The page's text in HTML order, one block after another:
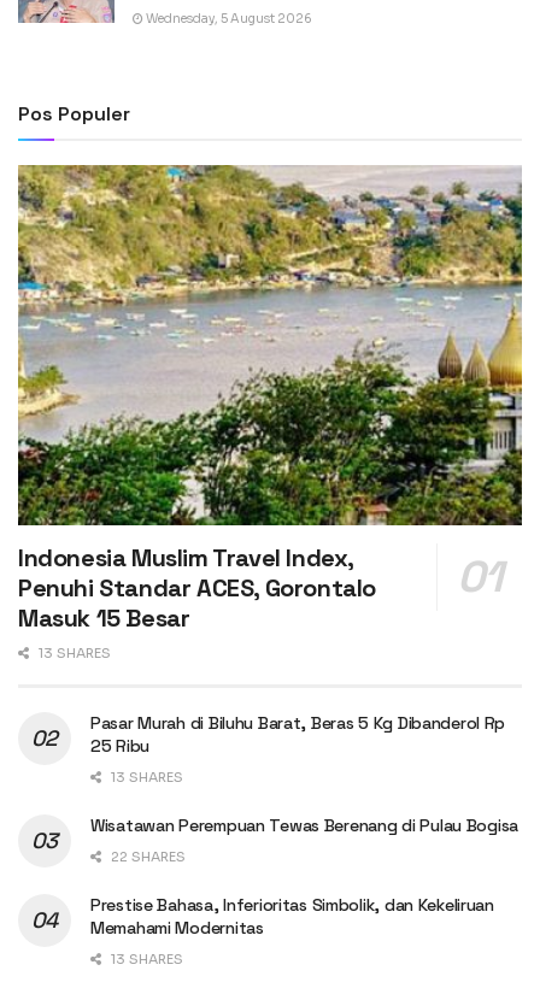
Wednesday, 5 August 2026
Pos Populer
Indonesia Muslim Travel Index,
Penuhi Standar ACES, Gorontalo
Masuk 15 Besar
13 SHARES
Pasar Murah di Biluhu Barat, Beras 5 Kg Dibanderol Rp
25 Ribu
13 SHARES
Wisatawan Perempuan Tewas Berenang di Pulau Bogisa
22 SHARES
Prestise Bahasa, Inferioritas Simbolik, dan Kekeliruan
Memahami Modernitas
13 SHARES